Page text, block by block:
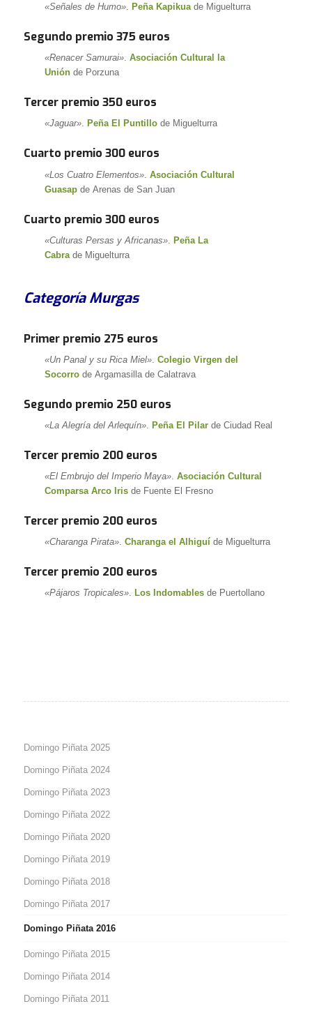
«Señales de Humo». Peña Kapikuade Miguelturra
Segundo premio 375 euros
«Renacer Samurai». Asociación Cultural la
Uniónde Porzuna
Tercer premio 350 euros
«Jaguar». Peña El Puntillode Miguelturra
Cuarto premio 300 euros
«Los Cuatro Elementos». Asociación Cultural
Guasapde Arenas de San Juan
Cuarto premio 300 euros
«Culturas Persas y Africanas». Peña La
Cabrade Miguelturra
Categoría Murgas
Primer premio 275 euros
«Un Panal y su Rica Miel». Colegio Virgen del
Socorro de Argamasilla de Calatrava
Segundo premio 250 euros
«La Alegría del Arlequín». Peña El Pilarde Ciudad Real
Tercer premio 200 euros
«El Embrujo del Imperio Maya». Asociación Cultural
Comparsa Arco Irisde Fuente El Fresno
Tercer premio 200 euros
«Charanga Pirata». Charanga el Alhiguí de Miguelturra
Tercer premio 200 euros
«Pájaros Tropicales». Los Indomablesde Puertollano
Domingo Piñata 2025
Domingo Piñata 2024
Domingo Piñata 2023
Domingo Piñata 2022
Domingo Piñata 2020
Domingo Piñata 2019
Domingo Piñata 2018
Domingo Piñata 2017
Domingo Piñata 2016
Domingo Piñata 2015
Domingo Piñata 2014
Domingo Piñata 2011